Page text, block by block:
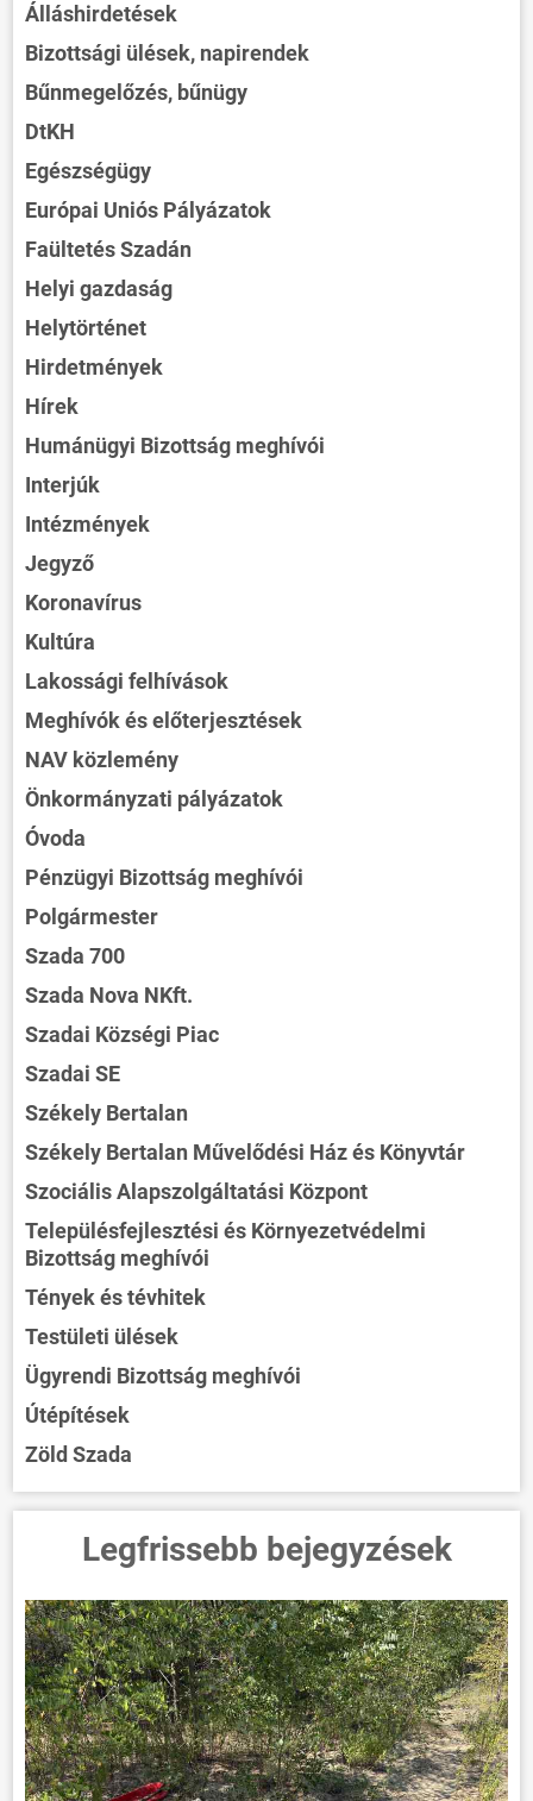
Álláshirdetések
Bizottsági ülések, napirendek
Bűnmegelőzés, bűnügy
DtKH
Egészségügy
Európai Uniós Pályázatok
Faültetés Szadán
Helyi gazdaság
Helytörténet
Hirdetmények
Hírek
Humánügyi Bizottság meghívói
Interjúk
Intézmények
Jegyző
Koronavírus
Kultúra
Lakossági felhívások
Meghívók és előterjesztések
NAV közlemény
Önkormányzati pályázatok
Óvoda
Pénzügyi Bizottság meghívói
Polgármester
Szada 700
Szada Nova NKft.
Szadai Községi Piac
Szadai SE
Székely Bertalan
Székely Bertalan Művelődési Ház és Könyvtár
Szociális Alapszolgáltatási Központ
Településfejlesztési és Környezetvédelmi
Bizottság meghívói
Tények és tévhitek
Testületi ülések
Ügyrendi Bizottság meghívói
Útépítések
Zöld Szada
Legfrissebb bejegyzések